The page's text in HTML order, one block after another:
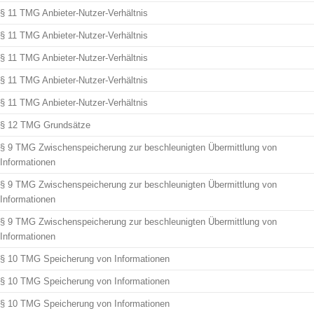
§ 11 TMG Anbieter-Nutzer-Verhältnis
§ 11 TMG Anbieter-Nutzer-Verhältnis
§ 11 TMG Anbieter-Nutzer-Verhältnis
§ 11 TMG Anbieter-Nutzer-Verhältnis
§ 11 TMG Anbieter-Nutzer-Verhältnis
§ 12 TMG Grundsätze
§ 9 TMG Zwischenspeicherung zur beschleunigten Übermittlung von
Informationen
§ 9 TMG Zwischenspeicherung zur beschleunigten Übermittlung von
Informationen
§ 9 TMG Zwischenspeicherung zur beschleunigten Übermittlung von
Informationen
§ 10 TMG Speicherung von Informationen
§ 10 TMG Speicherung von Informationen
§ 10 TMG Speicherung von Informationen